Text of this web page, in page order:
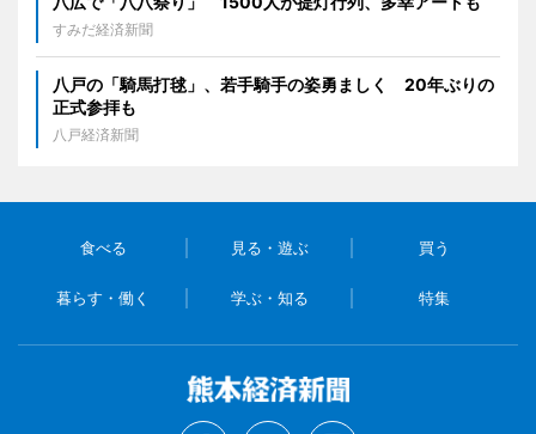
すみだ経済新聞
八戸の「騎馬打毬」、若手騎手の姿勇ましく 20年ぶりの
正式参拝も
八戸経済新聞
食べる 見る・遊ぶ 買う
暮らす・働く 学ぶ・知る 特集